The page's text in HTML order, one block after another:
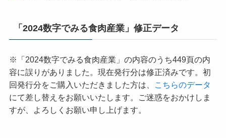
「2024数字でみる食肉産業」修正データ
※「2024数字でみる食肉産業」の内容のうち449頁の内
容に誤りがありました。現在発行分は修正済みです。初
回発行分をご購入いただきました方は、
こちらのデータ
にて差し替えをお願いいたします。ご迷惑をおかけしま
すが、よろしくお願い申し上げます。